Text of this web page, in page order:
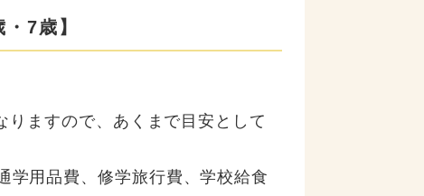
7歳】
ますので、あくまで目安として
学用品費、修学旅行費、学校給食